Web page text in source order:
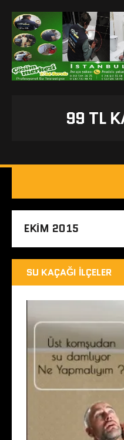
99 TL
EKIM 2015
SU KAÇAĞI İLÇELER